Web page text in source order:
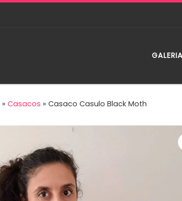
» Casacos » Casaco Casulo Black Moth